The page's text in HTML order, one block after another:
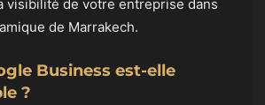
visibilité de votre entreprise dans
de Marrakech.
Business est-elle
?